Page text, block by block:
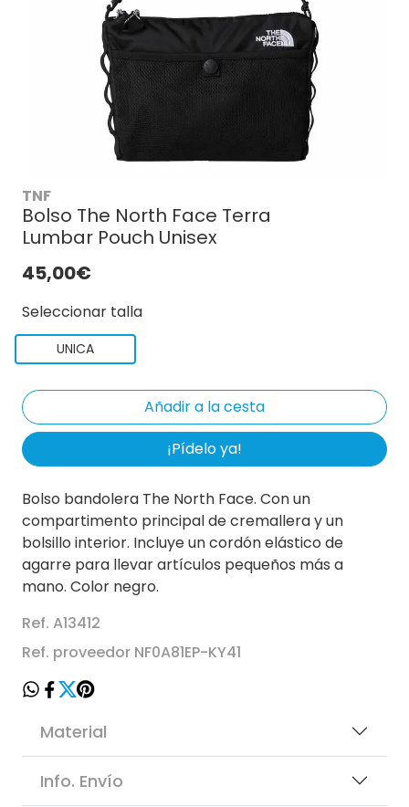
TNF
Bolso The North Face Terra
Lumbar Pouch Unisex
45,00€
Seleccionar talla
UNICA
¡Pídelo ya!
Bolso bandolera The North Face. Con un
compartimento principal de cremallera y un
bolsillo interior. Incluye un cordón elástico de
agarre para llevar artículos pequeños más a
mano. Color negro.
Ref. A13412
Ref. proveedor NF0A81EP-KY41
Material
Info. Envío